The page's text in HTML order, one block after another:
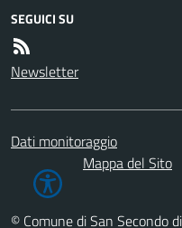
SEGUICI SU
Newsletter
Dati monitoraggio
Mappa del Sito
© Comune di San Secondo